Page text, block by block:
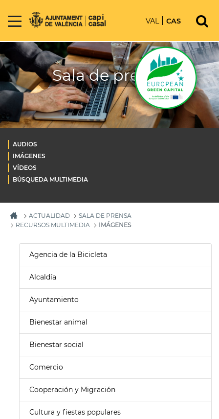
VAL CAS
Sala de prensa
AUDIOS
IMÁGENES
VÍDEOS
BÚSQUEDA MULTIMEDIA
ACTUALIDAD
SALA DE PRENSA
RECURSOS MULTIMEDIA
IMÁGENES
Agencia de la Bicicleta
Alcaldía
Ayuntamiento
Bienestar animal
Bienestar social
Comercio
Cooperación y Migración
Cultura y fiestas populares